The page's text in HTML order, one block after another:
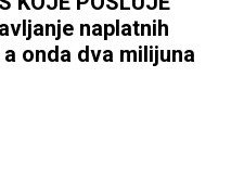
naplatnih
onda dva milijuna